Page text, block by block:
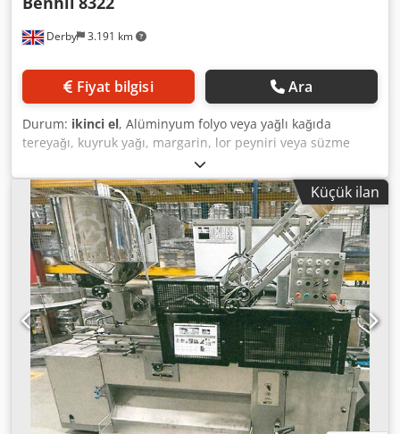
Derby 3.191 km
Fiyat bilgisi Ara
Durum: ikinci el, Alüminyum folyo veya yağlı kağıda
tereyağı, kuyruk yağı, margarin, lor peyniri veya süzme
peynir gibi ürünlerin ambalajlanmasında kullanılabilen
folyo ambalaj makinesi. Makinedeki format standart
boyuttadır: 250 gram, 100 x 75 x 35 mm, alt kıvırmalı.
Kapasite: dakikada 40 porsiyona kadar. Tereyağı,
alüminyum kılavuzdan ve alüminyum sonsuz dişlilerden
geçirilerek beslenir. Alüminyum dozaj istasyonu.
Makinede, ileride folyodaki baskının konumunu hassas bir
şekilde kontrol etmek üzere, kağıt girişine
yerleştirilebilecek bir foto dedektör için hazırlık vardır.
Çıkış bandı. Makine tipi: Tereyağı ambalaj makinesi
Kapasite: ± 600 kg/saat Porsiyon ağırlığı: 250 gram
Dcodezhlmispfx Al Iok Makine ağırlığı: 840 kg Ambalaj tipi:
Alüminyum ve pergament kâğıdı Motor gücü: 1,5 kW
Küçük ilan